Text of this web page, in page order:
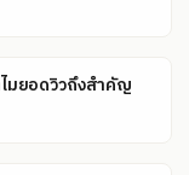
มยอดวิวถึงสำคัญ